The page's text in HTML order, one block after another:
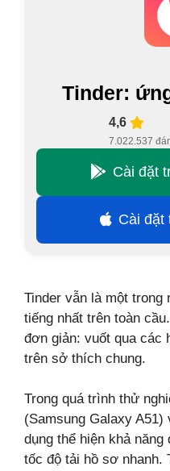
Tinder:
4,6
7.022.537
Cài đặt
Cài đặt
Tinder vẫn là một trong
tiếng nhất trên toàn
đơn giản: vuốt qua các
trên sở thích chung.
Trong quá trình thử
(Samsung Galaxy
dụng thể hiện khả
tốc độ tải hồ sơ nhanh.